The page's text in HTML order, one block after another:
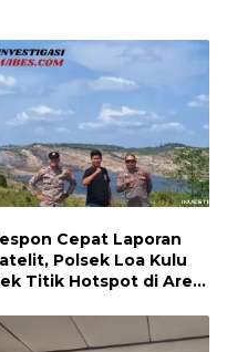
Cepat Laporan
Polsek Loa Kulu
Titik Hotspot di Area